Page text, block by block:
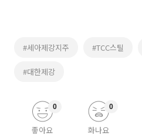
#세아제강지주 #TCC스틸
#대한제강
좋아요
0
화나요
0